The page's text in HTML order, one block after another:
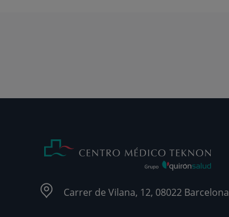
Carrer de Vilana, 12, 08022 Barcelona